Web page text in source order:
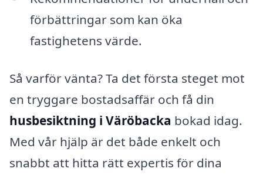
förbättringar som kan öka
fastighetens värde.
Så varför vänta? Ta det första steget mot
en tryggare bostadsaffär och få din
husbesiktning i Väröbacka bokad idag.
Med vår hjälp är det både enkelt och
snabbt att hitta rätt expertis för dina